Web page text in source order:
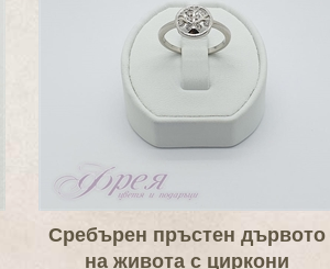
Сребърен пръстен дървото
на живота с циркони